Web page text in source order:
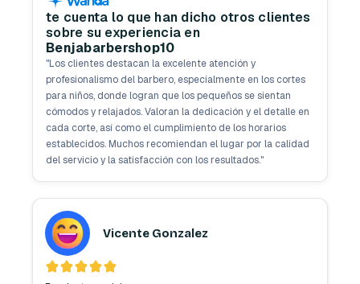
te cuenta lo que han dicho otros clientes
sobre su experiencia en
Benjabarbershop10
"Los clientes destacan la excelente atención y
profesionalismo del barbero, especialmente en los cortes
para niños, donde logran que los pequeños se sientan
cómodos y relajados. Valoran la dedicación y el detalle en
cada corte, así como el cumplimiento de los horarios
establecidos. Muchos recomiendan el lugar por la calidad
del servicio y la satisfacción con los resultados."
Vicente Gonzalez